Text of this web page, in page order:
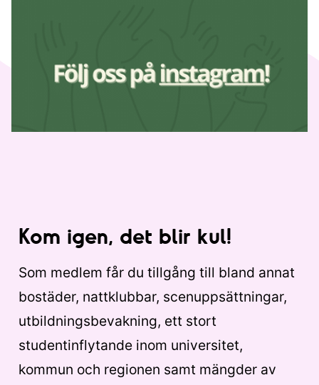
Kom igen, det blir kul!
Som medlem får du tillgång till bland annat
bostäder, nattklubbar, scenuppsättningar,
utbildningsbevakning, ett stort
studentinflytande inom universitet,
kommun och regionen samt mängder av